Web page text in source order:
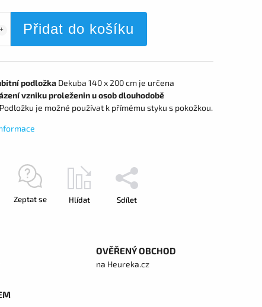
Přidat do košíku
podložkaDekuba 140 x 200 cm je určena
vzniku proleženin u osob dlouhodobě
je možné používat k přímému styku s pokožkou.
Zeptat se Hlídat Sdílet
OVĚŘENÝ OBCHOD
na Heureka.cz